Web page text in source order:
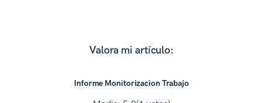
Valora mi artículo:
Informe Monitorizacion Trabajo